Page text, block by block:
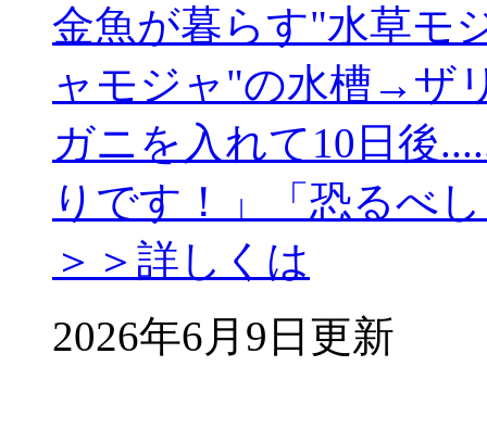
金魚が暮らす"水草モ
ャモジャ"の水槽→ザ
ガニを入れて10日後
りです！」「恐るべ
＞＞詳しくは
2026年6月9日更新